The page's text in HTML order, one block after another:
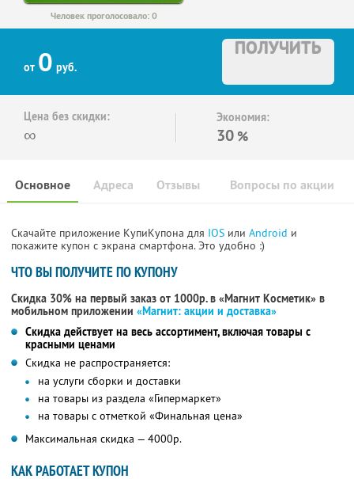
Человек проголосовало: 0
от 0 руб.
ПОЛУЧИТЬ
Цена без скидки:
∞
Экономия:
30 %
Основное Отзывы Вопросы по акции
Адреса
Скачайте приложение КупиКупона для IOS или Android и
покажите купон с экрана смартфона. Это удобно :)
ЧТО ВЫ ПОЛУЧИТЕ ПО КУПОНУ
Скидка 30% на первый заказ от 1000р. в «Магнит Косметик» в
мобильном приложении «Магнит: акции и доставка»
Скидка действует на весь ассортимент, включая товары с
красными ценами
Скидка не распространяется:
на услуги сборки и доставки
на товары из раздела «Гипермаркет»
на товары с отметкой «Финальная цена»
Максимальная скидка — 4000р.
КАК РАБОТАЕТ КУПОН